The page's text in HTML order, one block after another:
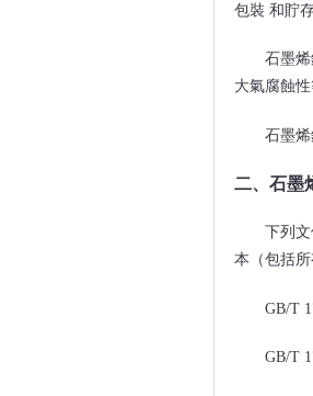
包裝 和貯存
石墨
大氣腐蝕性
石墨
二、石
下列文
本（包括所
GB/T
GB/T